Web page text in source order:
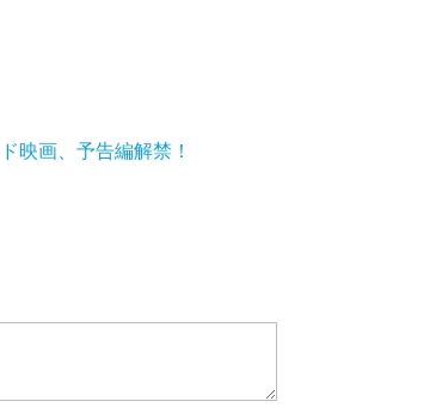
映画、予告編解禁！